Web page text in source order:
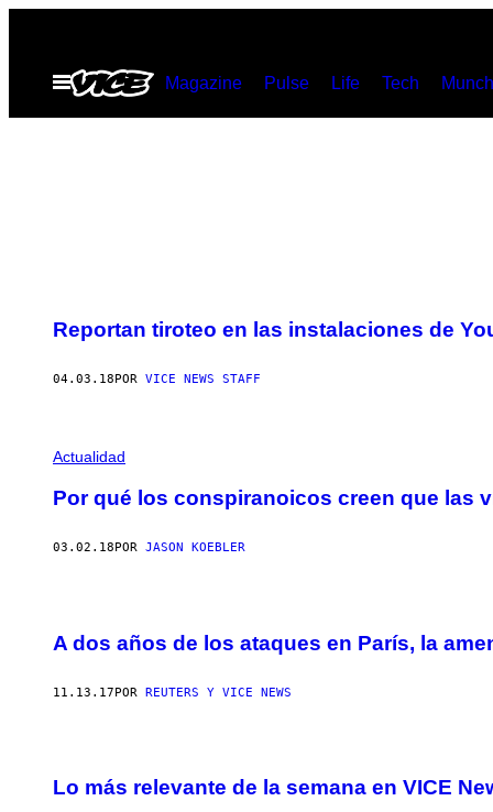
contenido
Abrir
Menú
Magazine Pulse Life Tech
Reportan tiroteo en las instalaciones de
04.03.18POR VICE NEWS STAFF
Actualidad
Por qué los conspiranoicos creen que las
03.02.18 POR JASON KOEBLER
A dos años de los ataques en París, la
11.13.17POR REUTERS Y VICE NEWS
Lo más relevante de la semana en VICE